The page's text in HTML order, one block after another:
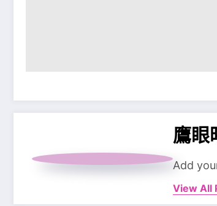
鷹眼
Add
View All